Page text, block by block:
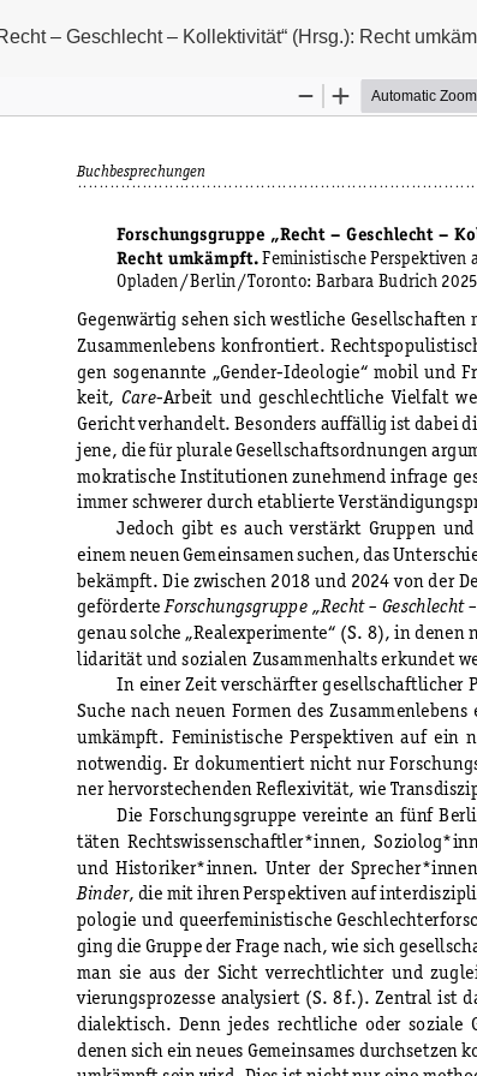
– Geschlecht – Kollektivität“ (Hrsg.): Recht